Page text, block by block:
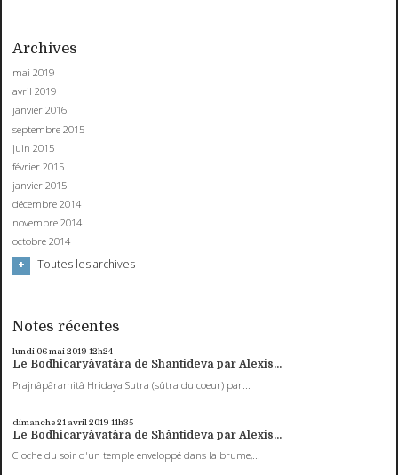
Archives
mai 2019
avril 2019
janvier 2016
septembre 2015
juin 2015
février 2015
janvier 2015
décembre 2014
novembre 2014
octobre 2014
Toutes les archives
Notes récentes
lundi 06mai 2019 12h24
Le Bodhicaryâvatâra de Shantideva par Alexis...
Prajnâpâramitâ Hridaya Sutra (sûtra du coeur) par...
dimanche 21 avril 2019 11h35
Le Bodhicaryâvatâra de Shântideva par Alexis...
Cloche du soir d'un temple enveloppé dans la brume,...